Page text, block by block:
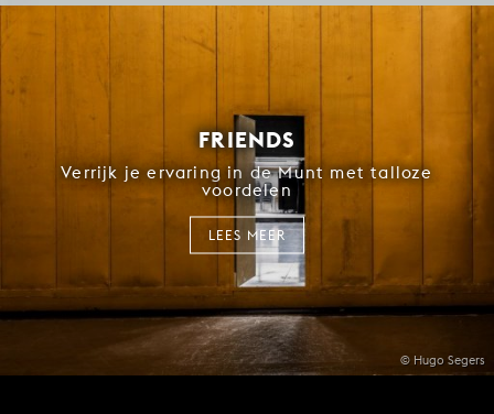
© Hugo Segers
FRIENDS
Verrijk je ervaring in de Munt met talloze
voordelen
LEES MEER